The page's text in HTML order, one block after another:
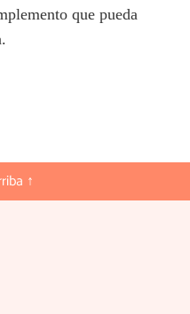
que pueda
↑